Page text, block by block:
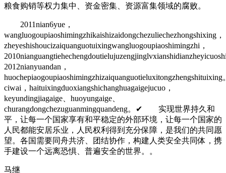
粮食购销等权力集中、资金密集、资源富集领域的腐败。
2011nian6yue，
wangluogoupiaoshimingzhikaishizaidongchezuliechezhongshixing，
zheyeshishoucizaiquanguotuixingwangluogoupiaoshimingzhi，
2012nianyuandan，
huochepiaogoupiaoshimingzhizaiquanguotieluxitongzhengshituixing
ciwai，haituixingduoxiangshichanghuagaigejucuo，
keyundingjiagaige、huoyungaige、
churangdongchezuguanmingquandeng。✔ 实现世界持久和
平，让每一个国家享有和平稳定的外部环境，让每一个国家的
人民都能安居乐业，人民权利得到充分保障，是我们的共同愿
望。各国需要同舟共济、团结协作，构建人类安全共同体，携
手建设一个远离恐惧、普遍安全的世界。。
马继